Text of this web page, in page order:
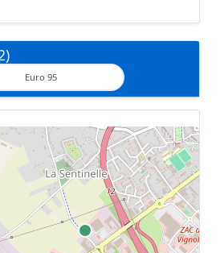
Euro 95
locatiegegevens gevonden.
zonder GPS coördinaten.